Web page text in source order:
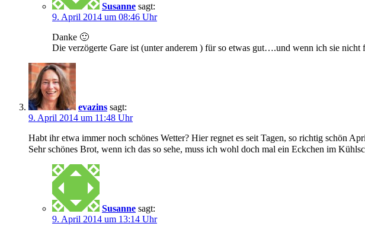
Susanne sagt:
9. April 2014 um 08:46 Uhr
Danke 🙂
Die verzögerte Gare ist (unter anderem ) für so etwas gut….und wenn ich sie
evazins sagt:
9. April 2014 um 11:48 Uhr
Habt ihr etwa immer noch schönes Wetter? Hier regnet es seit Tagen, so richtig schön
Sehr schönes Brot, wenn ich das so sehe, muss ich wohl doch mal ein Eckchen im
Susanne sagt:
9. April 2014 um 13:14 Uhr